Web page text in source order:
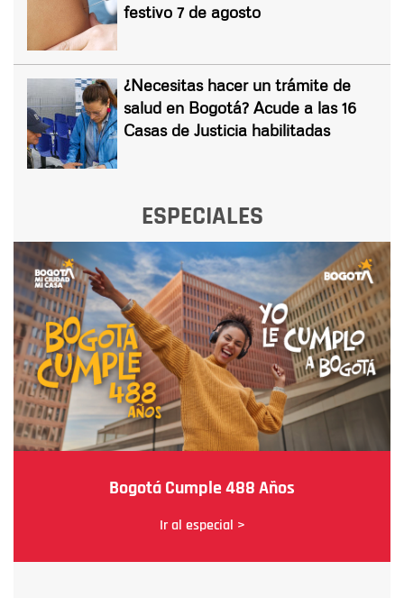
festivo 7 de agosto
¿Necesitas hacer un trámite de
salud en Bogotá? Acude a las 16
Casas de Justicia habilitadas
ESPECIALES
Bogotá Cumple 488 Años
Ir al especial >